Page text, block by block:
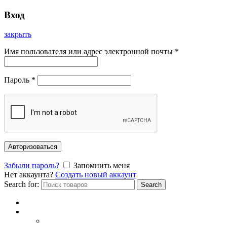
Вход
закрыть
Имя пользователя или адрес электронной почты *
Пароль *
Авторизоваться
Забыли пароль?
Запомнить меня
Нет аккаунта? Создать новый аккаунт
Search for:
Search